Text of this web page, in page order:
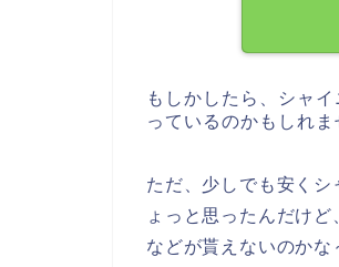
もしかしたら、シャ
っているのかもしれま
ただ、少しでも安く
ょっと思ったんだけ
などが貰えないのか